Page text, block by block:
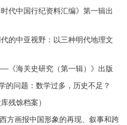
代中国行纪资料汇编》第一辑出
的中亚视野：以三种明代地理文
《海关史研究（第一辑）》出版
的问题：数学过多，历史不足？
残馀档案）
方画报中国形象的再现、叙事和跨